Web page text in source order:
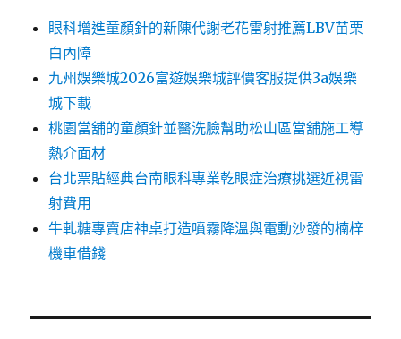
眼科增進童顏針的新陳代謝老花雷射推薦LBV苗栗
白內障
九州娛樂城2026富遊娛樂城評價客服提供3a娛樂
城下載
桃園當舖的童顏針並醫洗臉幫助松山區當舖施工導
熱介面材
台北票貼經典台南眼科專業乾眼症治療挑選近視雷
射費用
牛軋糖專賣店神桌打造噴霧降溫與電動沙發的楠梓
機車借錢